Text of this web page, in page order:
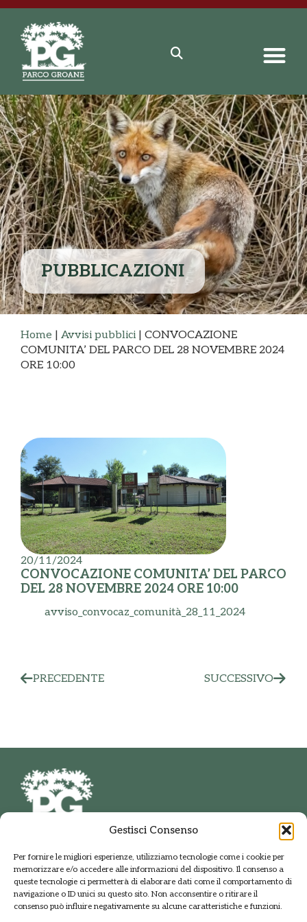
Gestisci Consenso
Per fornire le migliori esperienze, utilizziamo tecnologie come i cookie per
memorizzare e/o accedere alle informazioni del dispositivo. Il consenso a
queste tecnologie ci permetterà di elaborare dati come il comportamento di
navigazione o ID unici su questo sito. Non acconsentire o ritirare il
consenso può influire negativamente su alcune caratteristiche e funzioni.
PUBBLICAZIONI
Home | Avvisi pubblici | CONVOCAZIONE
COMUNITA’ DEL PARCO DEL 28 NOVEMBRE 2024
ORE 10:00
20/11/2024
CONVOCAZIONE COMUNITA’ DEL PARCO
DEL 28 NOVEMBRE 2024 ORE 10:00
avviso_convocaz_comunità_28_11_2024
PRECEDENTE SUCCESSIVO
PARCO DELLE GROANE
E DELLA BRUGHIERA BRIANTEA
Via della Polveriera, 2
20033 Solaro Milano
Tel.: +39 02 9698141